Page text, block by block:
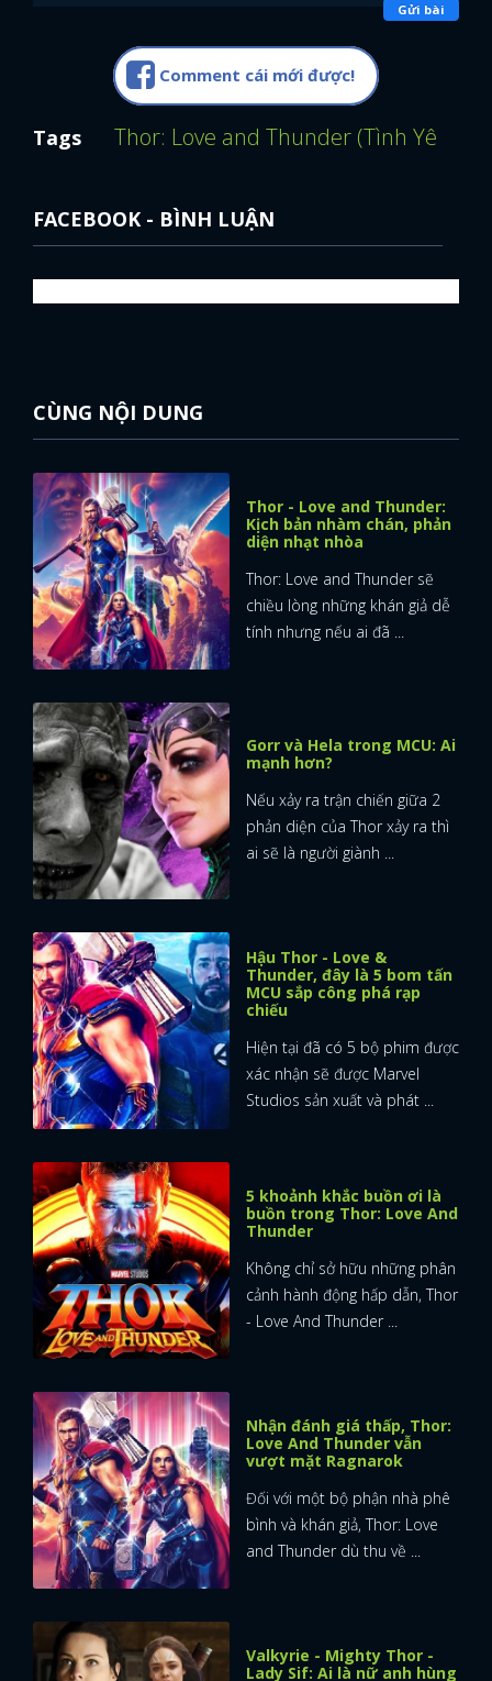
Gửi bài
Comment cái mới được!
Tags Thor: Love and Thunder (Tình Yêu Và
FACEBOOK - BÌNH LUẬN
CÙNG NỘI DUNG
Thor - Love and Thunder:
Kịch bản nhàm chán, phản
diện nhạt nhòa
Thor: Love and Thunder sẽ
chiều lòng những khán giả dễ
tính nhưng nếu ai đã ...
Gorr và Hela trong MCU: Ai
mạnh hơn?
Nếu xảy ra trận chiến giữa 2
phản diện của Thor xảy ra thì
ai sẽ là người giành ...
Hậu Thor - Love &
Thunder, đây là 5 bom tấn
MCU sắp công phá rạp
chiếu
Hiện tại đã có 5 bộ phim được
xác nhận sẽ được Marvel
Studios sản xuất và phát ...
5 khoảnh khắc buồn ơi là
buồn trong Thor: Love And
Thunder
Không chỉ sở hữu những phân
cảnh hành động hấp dẫn, Thor
- Love And Thunder ...
Nhận đánh giá thấp, Thor:
Love And Thunder vẫn
vượt mặt Ragnarok
Đối với một bộ phận nhà phê
bình và khán giả, Thor: Love
and Thunder dù thu về ...
Valkyrie - Mighty Thor -
Lady Sif: Ai là nữ anh hùng